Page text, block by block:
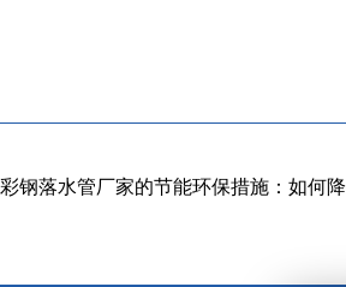
彩钢落水管厂家的节能环保措施：如何